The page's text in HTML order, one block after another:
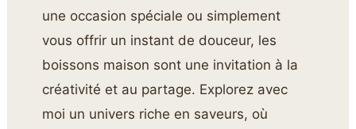
une occasion spéciale ou simplement
vous offrir un instant de douceur, les
boissons maison sont une invitation à la
créativité et au partage. Explorez avec
moi un univers riche en saveurs, où